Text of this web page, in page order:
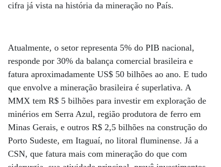
cifra já vista na história da mineração no País.
Atualmente, o setor representa 5% do PIB nacional,
responde por 30% da balança comercial brasileira e
fatura aproximadamente US$ 50 bilhões ao ano. E tudo
que envolve a mineração brasileira é superlativa. A
MMX tem R$ 5 bilhões para investir em exploração de
minérios em Serra Azul, região produtora de ferro em
Minas Gerais, e outros R$ 2,5 bilhões na construção do
Porto Sudeste, em Itaguaí, no litoral fluminense. Já a
CSN, que fatura mais com mineração do que com